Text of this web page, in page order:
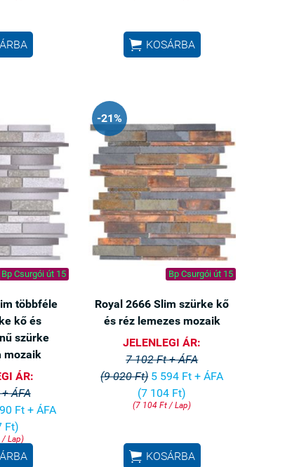
 KOSÁRBA
Bp Csurgói út 15
többféle
kő és
szürke
mozaik
ÁR:
ÁFA
Ft + ÁFA
Ft)
/ Lap)
-21%
Bp Csurgói út 15
Royal 2666 Slim szürke kő
és réz lemezes mozaik
JELENLEGI ÁR:
7 102 Ft + ÁFA
(9 020 Ft) 5 594 Ft + ÁFA
(7 104 Ft)
(7 104 Ft / Lap)
 KOSÁRBA